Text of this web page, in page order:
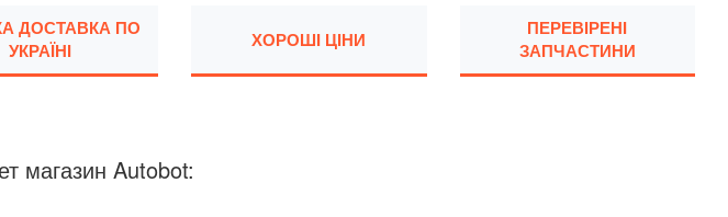
ДОСТАВКА ПО
УКРАЇНІ
ХОРОШІ ЦІНИ
ПЕРЕВІРЕНІ
ЗАПЧАСТИНИ
магазин Autobot: